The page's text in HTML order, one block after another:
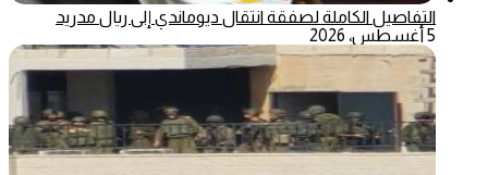
التفاصيل الكاملة لصفقة انتقال ديوماندي إلى ريال مدريد
5 أغسطس، 2026